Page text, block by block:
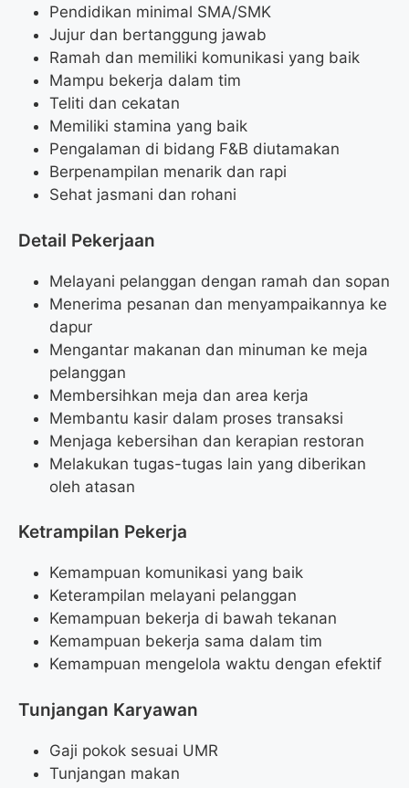
Pendidikan minimal SMA/SMK
Jujur dan bertanggung jawab
Ramah dan memiliki komunikasi yang baik
Mampu bekerja dalam tim
Teliti dan cekatan
Memiliki stamina yang baik
Pengalaman di bidang F&B diutamakan
Berpenampilan menarik dan rapi
Sehat jasmani dan rohani
Detail Pekerjaan
Melayani pelanggan dengan ramah dan sopan
Menerima pesanan dan menyampaikannya ke
dapur
Mengantar makanan dan minuman ke meja
pelanggan
Membersihkan meja dan area kerja
Membantu kasir dalam proses transaksi
Menjaga kebersihan dan kerapian restoran
Melakukan tugas-tugas lain yang diberikan
oleh atasan
Ketrampilan Pekerja
Kemampuan komunikasi yang baik
Keterampilan melayani pelanggan
Kemampuan bekerja di bawah tekanan
Kemampuan bekerja sama dalam tim
Kemampuan mengelola waktu dengan efektif
Tunjangan Karyawan
Gaji pokok sesuai UMR
Tunjangan makan